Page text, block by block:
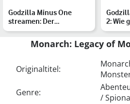
Godzilla Minus One
streamen: Der
Monsterfilm im
Heimkino
2: Wie
Monarch: Legacy of
Originaltitel:
Genre:
/